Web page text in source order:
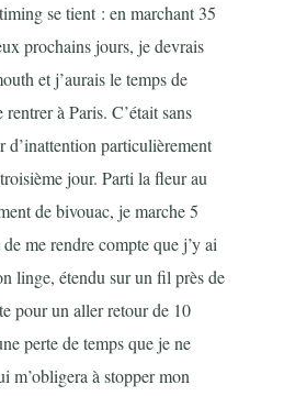
se tient : en marchant 35
prochains jours, je devrais
et j’aurais le temps de
à Paris. C’était sans
d’inattention particulièrement
jour. Parti la fleur au
de bivouac, je marche 5
me rendre compte que j’y ai
linge, étendu sur un fil près de
pour un aller retour de 10
perte de temps que je ne
m’obligera à stopper mon